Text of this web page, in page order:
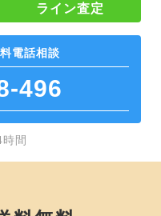
ライン査定
電話相談
496
間